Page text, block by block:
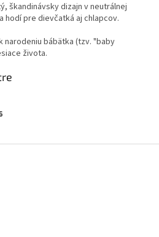
škandinávsky dizajn v neutrálnej
hodí pre dievčatká aj chlapcov.
narodeniu bábätka (tzv. "baby
života.